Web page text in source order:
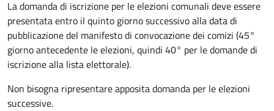
La domanda di iscrizione per le elezioni comunali deve essere
presentata entro il quinto giorno successivo alla data di
pubblicazione del manifesto di convocazione dei comizi (45°
giorno antecedente le elezioni, quindi 40° per le domande di
iscrizione alla lista elettorale).
Non bisogna ripresentare apposita domanda per le elezioni
successive.